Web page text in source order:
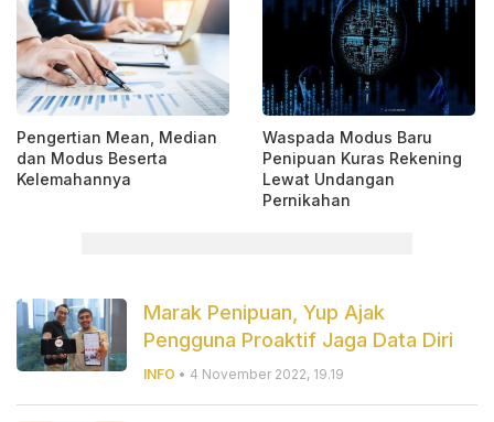
Pengertian Mean, Median
dan Modus Beserta
Kelemahannya
Waspada Modus Baru
Penipuan Kuras Rekening
Lewat Undangan
Pernikahan
Marak Penipuan, Yup Ajak
Pengguna Proaktif Jaga Data Diri
INFO • 4 November 2022, 19.19